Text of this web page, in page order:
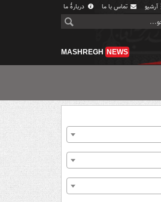
آرشیو تماس با ما دربارهٔ ما
MASHREGH NEWS